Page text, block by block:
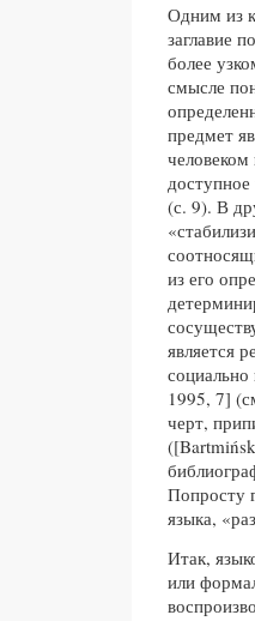
Одним из
заглавие
более
смысле
предмет
человеком
(с. 9). В
из его
является
1995, 7]
черт,
Попросту
языка,
Итак,
или